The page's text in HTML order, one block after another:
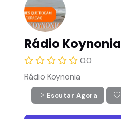
Rádio Koynonia
0.0
Rádio Koynonia
Escutar Agora